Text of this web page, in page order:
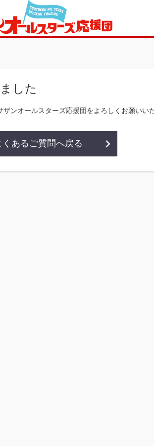
した
ンオールスターズ応援団をよろしくお願いい
くあるご質問へ戻る